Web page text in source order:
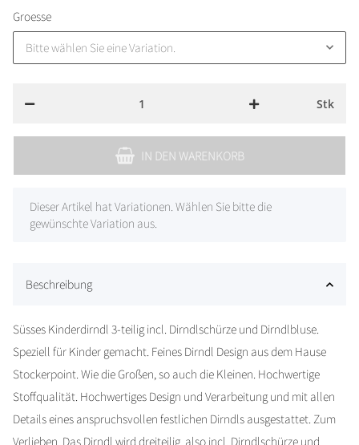
Groesse
Bitte wählen Sie eine Variation.
Stk
IN DEN WARENKORB
xDieser Artikel hat Variationen. Wählen Sie bitte die
gewünschte Variation aus.
Beschreibung
Süsses Kinderdirndl 3-teilig incl. Dirndlschürze und Dirndlbluse.
Speziell für Kinder gemacht. Feines Dirndl Design aus dem Hause
Stockerpoint. Wie die Großen, so auch die Kleinen. Hochwertige
Stoffqualität. Hochwertiges Design und Verarbeitung und mit allen
Details eines anspruchsvollen festlichen Dirndls ausgestattet. Zum
Verlieben. Das Dirndl wird dreiteilig, also incl. Dirndlschürze und